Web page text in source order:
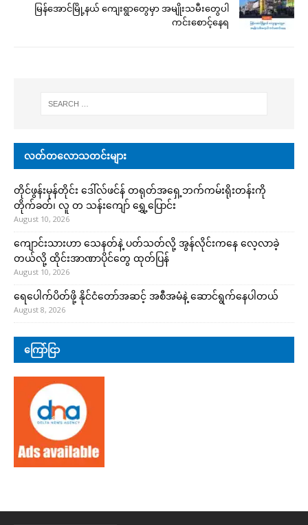
မြန်အောင်မြို့နယ် ကျေးရွာတွေမှာ အမျိုးသမီးတွေပါ
ကင်းစောင့်နေရ
လတ်တလောသတင်းများ
တိုင်ဖွန်းမုန်တိုင်း ဒေါ်လ်ဖင်န် တရုတ်အရှေ့ဘက်ကမ်းရိုးတန်းကို
တိုက်ခတ်၊ လူ တ သန်းကျော် ရွှေ့ပြောင်း
August 10, 2026
ကျောင်းသားဟာ သေနတ်နဲ့ ပတ်သတ်လို့ အွန်လိုင်းကနေ လေ့လာခဲ့
တယ်လို့ ထိုင်းအာဏာပိုင်တွေ ထုတ်ပြန်
August 10, 2026
ရေပေါက်ပိတ်ဖို့ နိုင်ငံတော်အဆင့် အစီအမံနဲ့ ဆောင်ရွက်နေပါတယ်
August 8, 2026
ကြော်ငြာ